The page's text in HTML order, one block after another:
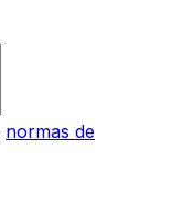
normas de